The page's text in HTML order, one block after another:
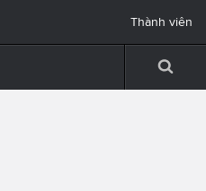
Thành viên